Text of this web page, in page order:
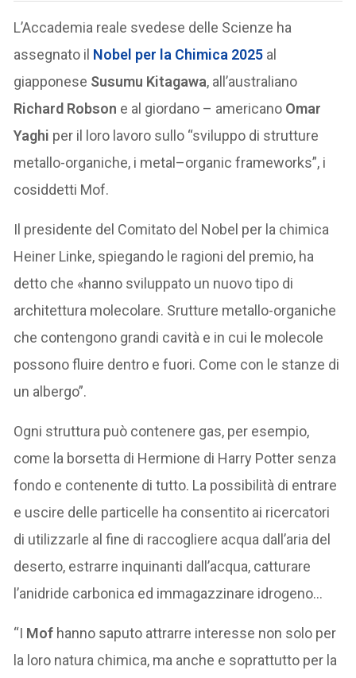
L’Accademia reale svedese delle Scienze ha
assegnato il Nobel per la Chimica 2025 al
giapponese Susumu Kitagawa, all’australiano
Richard Robson e al giordano – americano Omar
Yaghi per il loro lavoro sullo “sviluppo di strutture
metallo-organiche, i metal–organic frameworks”, i
cosiddetti Mof.
Il presidente del Comitato del Nobel per la chimica
Heiner Linke, spiegando le ragioni del premio, ha
detto che «hanno sviluppato un nuovo tipo di
architettura molecolare. Srutture metallo-organiche
che contengono grandi cavità e in cui le molecole
possono fluire dentro e fuori. Come con le stanze di
un albergo”.
Ogni struttura può contenere gas, per esempio,
come la borsetta di Hermione di Harry Potter senza
fondo e contenente di tutto. La possibilità di entrare
e uscire delle particelle ha consentito ai ricercatori
di utilizzarle al fine di raccogliere acqua dall’aria del
deserto, estrarre inquinanti dall’acqua, catturare
l’anidride carbonica ed immagazzinare idrogeno…
“I Mof hanno saputo attrarre interesse non solo per
la loro natura chimica, ma anche e soprattutto per la